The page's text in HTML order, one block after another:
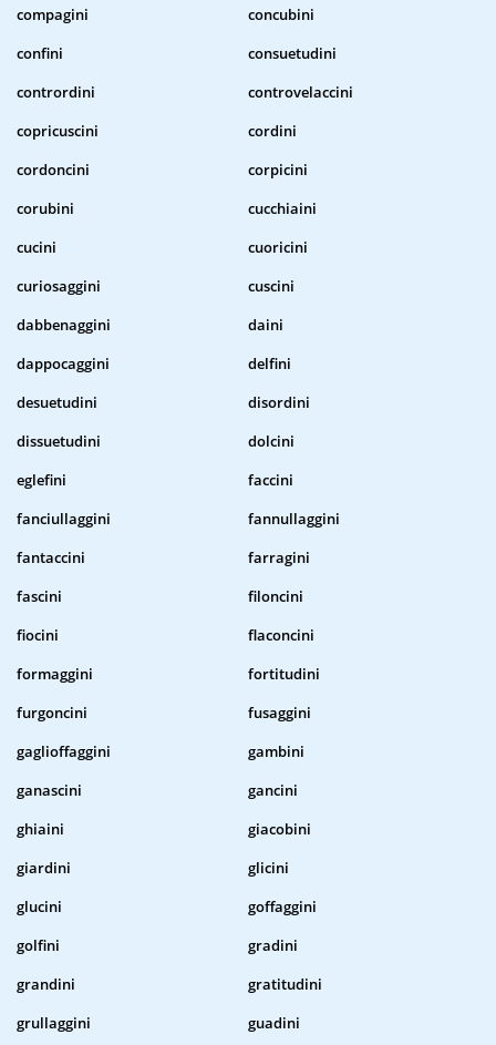
compagini
concubini
confini
consuetudini
contrordini
controvelaccini
copricuscini
cordini
cordoncini
corpicini
corubini
cucchiaini
cucini
cuoricini
curiosaggini
cuscini
dabbenaggini
daini
dappocaggini
delfini
desuetudini
disordini
dissuetudini
dolcini
eglefini
faccini
fanciullaggini
fannullaggini
fantaccini
farragini
fascini
filoncini
fiocini
flaconcini
formaggini
fortitudini
furgoncini
fusaggini
gaglioffaggini
gambini
ganascini
gancini
ghiaini
giacobini
giardini
glicini
glucini
goffaggini
golfini
gradini
grandini
gratitudini
grullaggini
guadini